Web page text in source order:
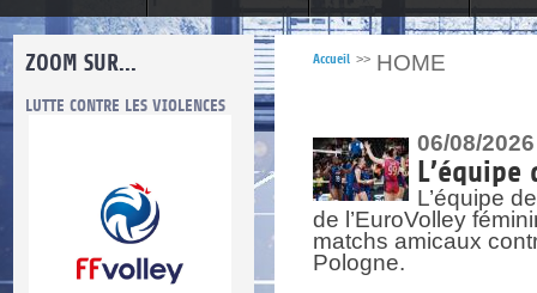
ZOOM SUR...
LUTTE CONTRE LES VIOLENCES MA PETITE SPONSO
Accueil >> HOME
06/08/2026
L’équipe
L’équipe
de l’EuroVolley
matchs amicaux
Pologne.